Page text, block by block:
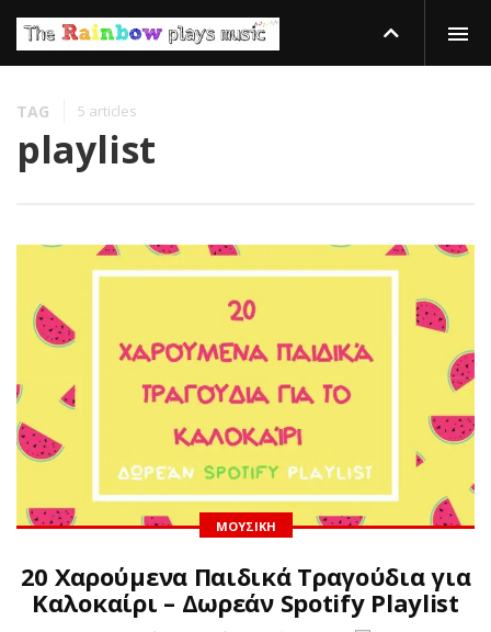
TAG 5 articles
playlist
ΜΟΥΣΙΚΉ
20 Χαρούμενα Παιδικά Τραγούδια για
Καλοκαίρι – Δωρεάν Spotify Playlist